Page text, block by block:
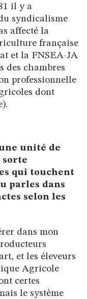
il y a
syndicalisme
affecté la
française
et la FNSEA-JA
des chambres
professionnelle
dont
unité de
sorte
qui touchent
parles dans
selon les
dans mon
et les éleveurs
Agricole
certes
le système